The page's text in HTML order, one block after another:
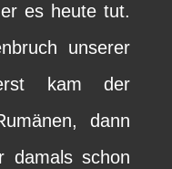
es heute tut.
unserer
kam der
dann
damals schon